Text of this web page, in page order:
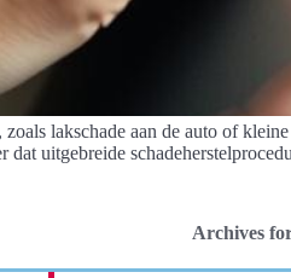
lakschade aan de auto of
dat uitgebreide
Archives